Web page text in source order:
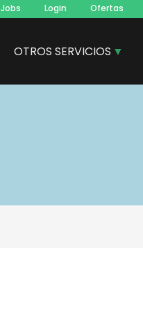
Jobs Login Ofertas
OTROS SERVICIOS